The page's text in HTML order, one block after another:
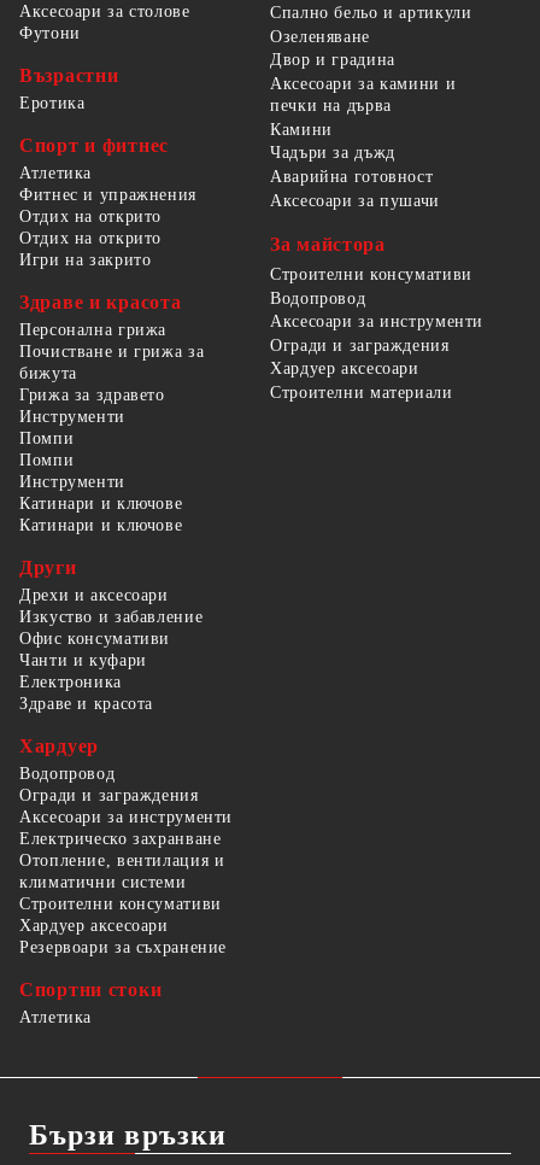
Аксесоари за столове
Футони
Възрастни
Еротика
Спорт и фитнес
Атлетика
Фитнес и упражнения
Отдих на открито
Отдих на открито
Игри на закрито
Здраве и красота
Персонална грижа
Почистване и грижа за
бижута
Грижа за здравето
Спално бельо и артикули
Озеленяване
Двор и градина
Аксесоари за камини и
печки на дърва
Камини
Чадъри за дъжд
Аварийна готовност
Аксесоари за пушачи
За майстора
Строителни консумативи
Водопровод
Аксесоари за инструменти
Огради и заграждения
Хардуер аксесоари
Строителни материали
Инструменти
Помпи
Помпи
Инструменти
Катинари и ключове
Катинари и ключове
Други
Дрехи и аксесоари
Изкуство и забавление
Офис консумативи
Чанти и куфари
Електроника
Здраве и красота
Хардуер
Водопровод
Огради и заграждения
Аксесоари за инструменти
Електрическо захранване
Отопление, вентилация и
климатични системи
Строителни консумативи
Хардуер аксесоари
Резервоари за съхранение
Спортни стоки
Атлетика
Бързи връзки